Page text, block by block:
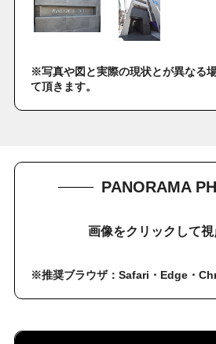
※写真や図と実際の現状とが異なる
て頂きます。
PANORAMA
画像をクリックして
※推奨ブラウザ：Safari・Edge・